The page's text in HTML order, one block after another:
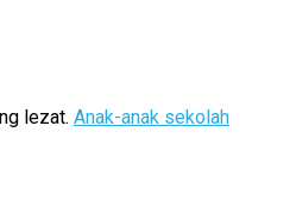
lezat. Anak-anak sekolah